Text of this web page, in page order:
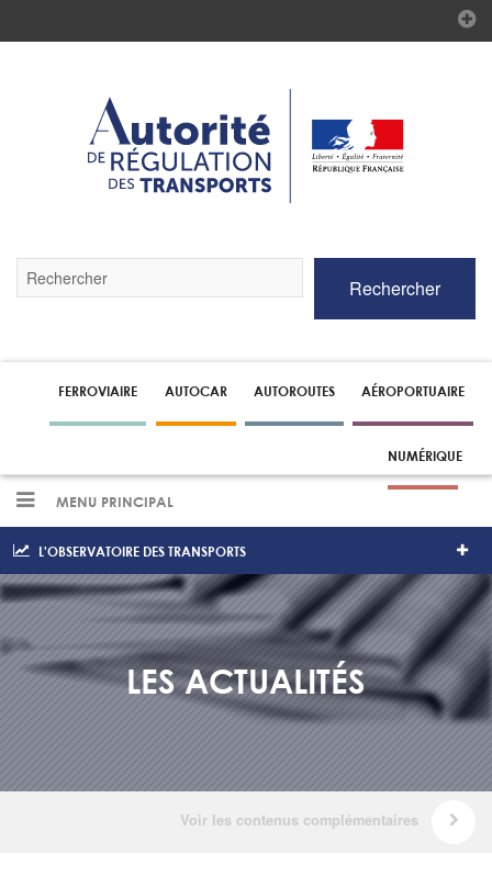
par
pour
recherche
Rechercher
FERROVIAIRE AUTOCAR AUTOROUTES AÉROPORTUAIRE
NUMÉRIQUE
MENU PRINCIPAL
L'OBSERVATOIRE DES TRANSPORTS
LES ACTUALITÉS